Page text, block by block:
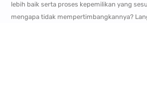
lebih baik serta proses kepemilikan yang
mengapa tidak mempertimbangkannya?